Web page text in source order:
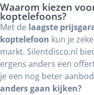
Waarom kiezen
koptelefoons?
Met de laagste
koptelefoon kun je
markt. Silentdisco.nl
ergens anders een
je een nog beter
anders gaan kijken?